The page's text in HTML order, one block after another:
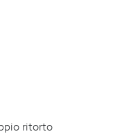
ritorto